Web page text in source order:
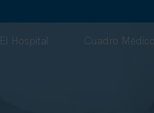
El Hospital Cuadro